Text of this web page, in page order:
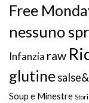
Free
nessuno
Infanzia raw
glutine
Soup e Minestre